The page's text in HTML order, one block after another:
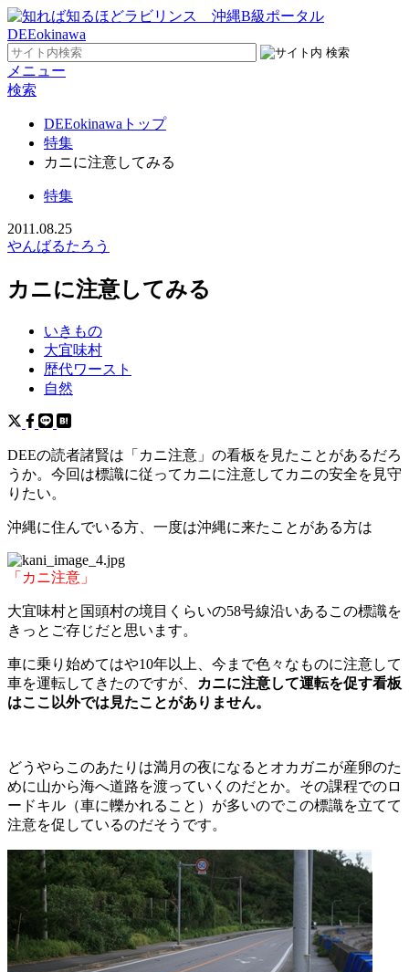
メニュー
検索
DEEokinawaトップ
特集
カニに注意してみる
特集
2011.08.25
やんばるたろう
カニに注意してみる
いきもの
大宜味村
歴代ワースト
自然
DEEの読者諸賢は「カニ注意」の看板を見たことがあるだろ
うか。今回は標識に従ってカニに注意してカニの安全を見守
りたい。
沖縄に住んでいる方、一度は沖縄に来たことがある方は
「カニ注意」
大宜味村と国頭村の境目くらいの58号線沿いあるこの標識を
きっとご存じだと思います。
車に乗り始めてはや10年以上、今まで色々なものに注意して
車を運転してきたのですが、
カニに注意して運転を促す看板
はここ以外では見たことがありません。
どうやらこのあたりは満月の夜になるとオカガニが産卵のた
めに山から海へ道路を渡っていくのだとか。その課程でのロ
ードキル（車に轢かれること）が多いのでこの標識を立てて
注意を促しているのだそうです。